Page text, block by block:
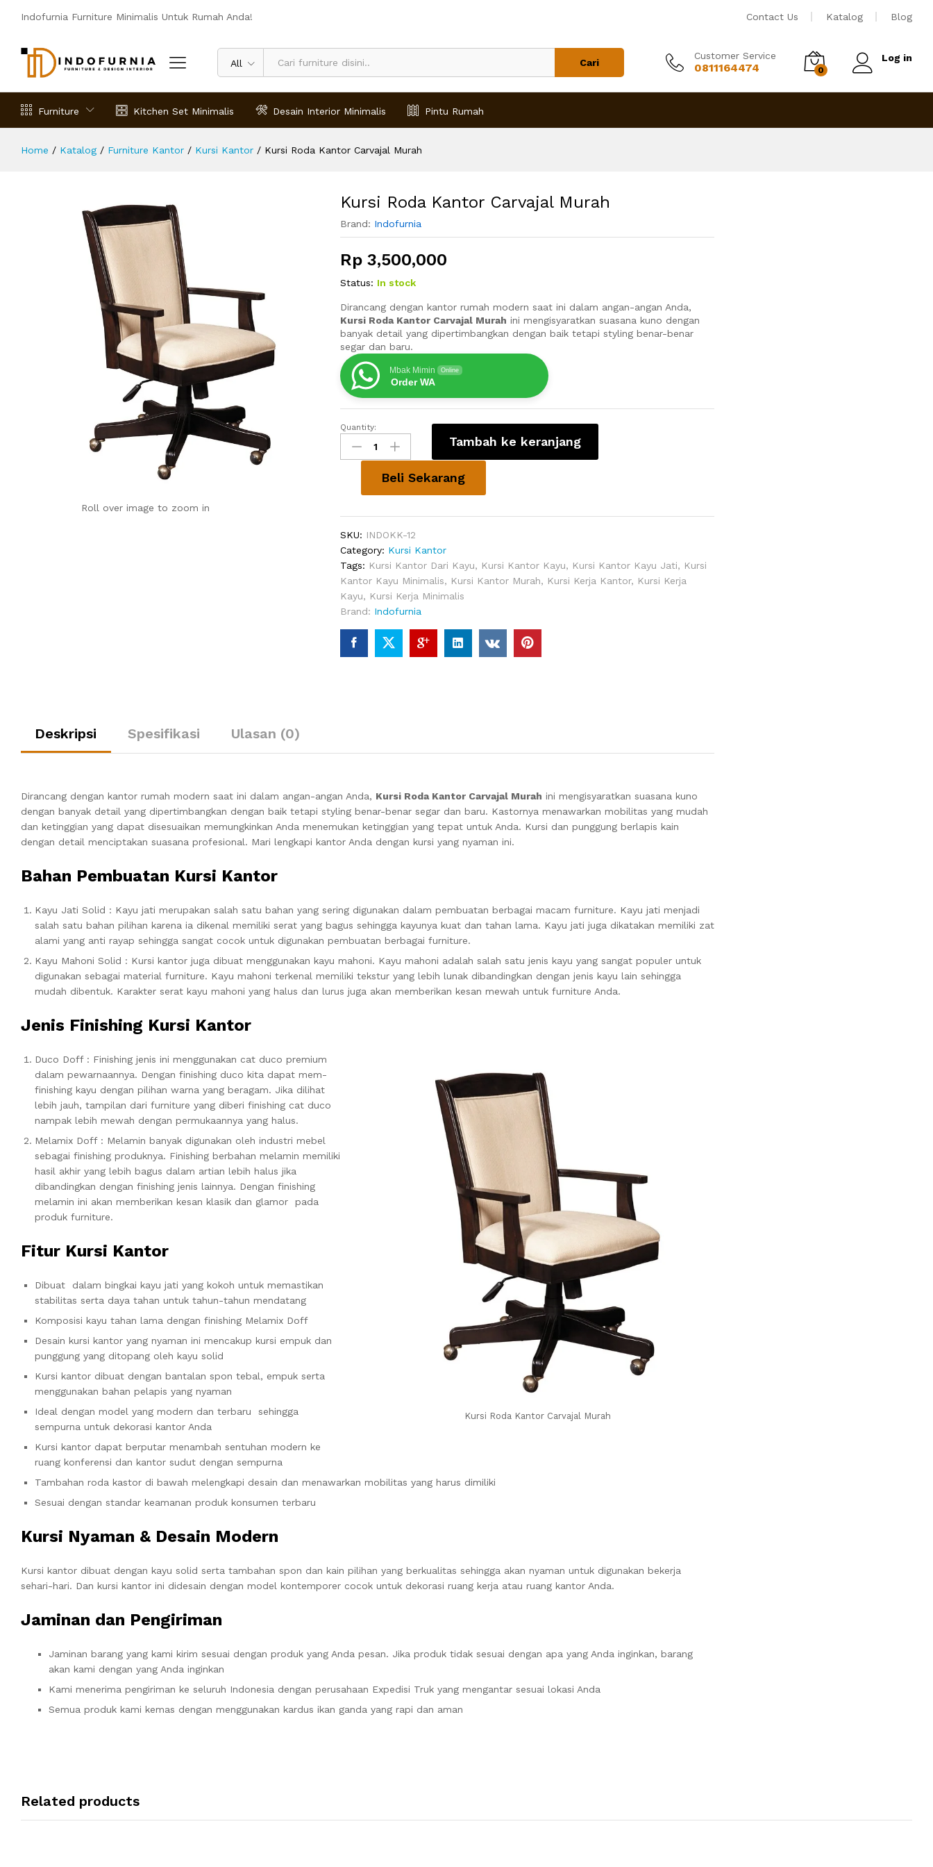
Indofurnia Furniture Minimalis Untuk Rumah Anda! Contact Us Katalog Blog
All Cari
Customer Service
0811164474 0
Log in
Furniture Kitchen Set Minimalis Desain Interior Minimalis Pintu Rumah
Home / Katalog / Furniture Kantor / Kursi Kantor / Kursi Roda Kantor Carvajal Murah
Roll over image to zoom in
Kursi Roda Kantor Carvajal Murah
Brand: Indofurnia
Rp3,500,000
Status: In stock
Dirancang dengan kantor rumah modern saat ini dalam angan-angan Anda,
Kursi Roda Kantor Carvajal Murah ini mengisyaratkan suasana kuno dengan
banyak detail yang dipertimbangkan dengan baik tetapi styling benar-benar
segar dan baru.
Mbak Mimin Online
Order WA
Kursi
Roda
Kantor
Quantity:
Tambah ke keranjang
Beli Sekarang
SKU: INDOKK-12
Category: Kursi Kantor
Tags: Kursi Kantor Dari Kayu, Kursi Kantor Kayu, Kursi Kantor Kayu Jati, Kursi
Kantor Kayu Minimalis, Kursi Kantor Murah, Kursi Kerja Kantor, Kursi Kerja
Kayu, Kursi Kerja Minimalis
Brand: Indofurnia
Deskripsi Spesifikasi Ulasan (0)
Dirancang dengan kantor rumah modern saat ini dalam angan-angan Anda, Kursi Roda Kantor Carvajal Murah ini mengisyaratkan suasana kuno
dengan banyak detail yang dipertimbangkan dengan baik tetapi styling benar-benar segar dan baru. Kastornya menawarkan mobilitas yang mudah
dan ketinggian yang dapat disesuaikan memungkinkan Anda menemukan ketinggian yang tepat untuk Anda. Kursi dan punggung berlapis kain
dengan detail menciptakan suasana profesional. Mari lengkapi kantor Anda dengan kursi yang nyaman ini.
Bahan Pembuatan Kursi Kantor
Kayu Jati Solid : Kayu jati merupakan salah satu bahan yang sering digunakan dalam pembuatan berbagai macam furniture. Kayu jati menjadi
salah satu bahan pilihan karena ia dikenal memiliki serat yang bagus sehingga kayunya kuat dan tahan lama. Kayu jati juga dikatakan memiliki zat
alami yang anti rayap sehingga sangat cocok untuk digunakan pembuatan berbagai furniture.
Kayu Mahoni Solid : Kursi kantor juga dibuat menggunakan kayu mahoni. Kayu mahoni adalah salah satu jenis kayu yang sangat populer untuk
digunakan sebagai material furniture. Kayu mahoni terkenal memiliki tekstur yang lebih lunak dibandingkan dengan jenis kayu lain sehingga
mudah dibentuk. Karakter serat kayu mahoni yang halus dan lurus juga akan memberikan kesan mewah untuk furniture Anda.
Jenis Finishing Kursi Kantor
Kursi Roda Kantor Carvajal Murah
Duco Doff : Finishing jenis ini menggunakan cat duco premium
dalam pewarnaannya. Dengan finishing duco kita dapat mem-
finishing kayu dengan pilihan warna yang beragam. Jika dilihat
lebih jauh, tampilan dari furniture yang diberi finishing cat duco
nampak lebih mewah dengan permukaannya yang halus.
Melamix Doff : Melamin banyak digunakan oleh industri mebel
sebagai finishing produknya. Finishing berbahan melamin memiliki
hasil akhir yang lebih bagus dalam artian lebih halus jika
dibandingkan dengan finishing jenis lainnya. Dengan finishing
melamin ini akan memberikan kesan klasik dan glamor pada
produk furniture.
Fitur Kursi Kantor
Dibuat dalam bingkai kayu jati yang kokoh untuk memastikan
stabilitas serta daya tahan untuk tahun-tahun mendatang
Komposisi kayu tahan lama dengan finishing Melamix Doff
Desain kursi kantor yang nyaman ini mencakup kursi empuk dan
punggung yang ditopang oleh kayu solid
Kursi kantor dibuat dengan bantalan spon tebal, empuk serta
menggunakan bahan pelapis yang nyaman
Ideal dengan model yang modern dan terbaru sehingga
sempurna untuk dekorasi kantor Anda
Kursi kantor dapat berputar menambah sentuhan modern ke
ruang konferensi dan kantor sudut dengan sempurna
Tambahan roda kastor di bawah melengkapi desain dan menawarkan mobilitas yang harus dimiliki
Sesuai dengan standar keamanan produk konsumen terbaru
Kursi Nyaman & Desain Modern
Kursi kantor dibuat dengan kayu solid serta tambahan spon dan kain pilihan yang berkualitas sehingga akan nyaman untuk digunakan bekerja
sehari-hari. Dan kursi kantor ini didesain dengan model kontemporer cocok untuk dekorasi ruang kerja atau ruang kantor Anda.
Jaminan dan Pengiriman
Jaminan barang yang kami kirim sesuai dengan produk yang Anda pesan. Jika produk tidak sesuai dengan apa yang Anda inginkan, barang
akan kami dengan yang Anda inginkan
Kami menerima pengiriman ke seluruh Indonesia dengan perusahaan Expedisi Truk yang mengantar sesuai lokasi Anda
Semua produk kami kemas dengan menggunakan kardus ikan ganda yang rapi dan aman
Related products
Deskripsi Spesifikasi Ulasan (0)
Tambah ke keranjang